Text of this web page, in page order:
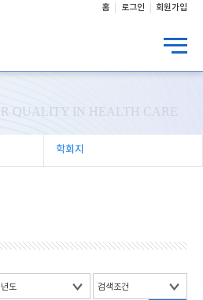
홈 로그인 회원가입
QUALITY IN HEALTH CARE
학회지